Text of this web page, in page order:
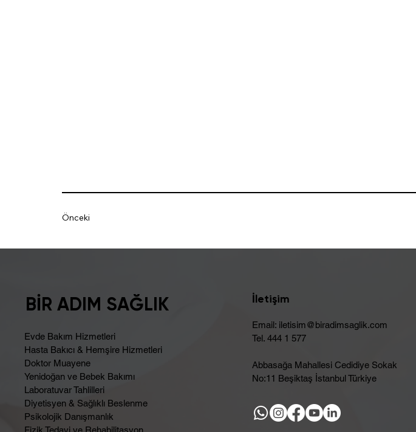
Önceki
BİR ADIM SAĞLIK
Evde Bakım Hizmetleri
Hasta Bakıcı & Hemşire Hizmetleri
Doktor Muayene
Yenidoğan ve Bebek Bakımı
Laboratuvar Tahlilleri
Diyetisyen & Sağlıklı Beslenme
Psikolojik Danışmanlık
İletişim
Email: iletisim@biradimsaglik.com
Tel. 444 1 577
Abbasağa Mahallesi Cedidiye Sokak
No:11 Beşiktaş İstanbul Türkiye